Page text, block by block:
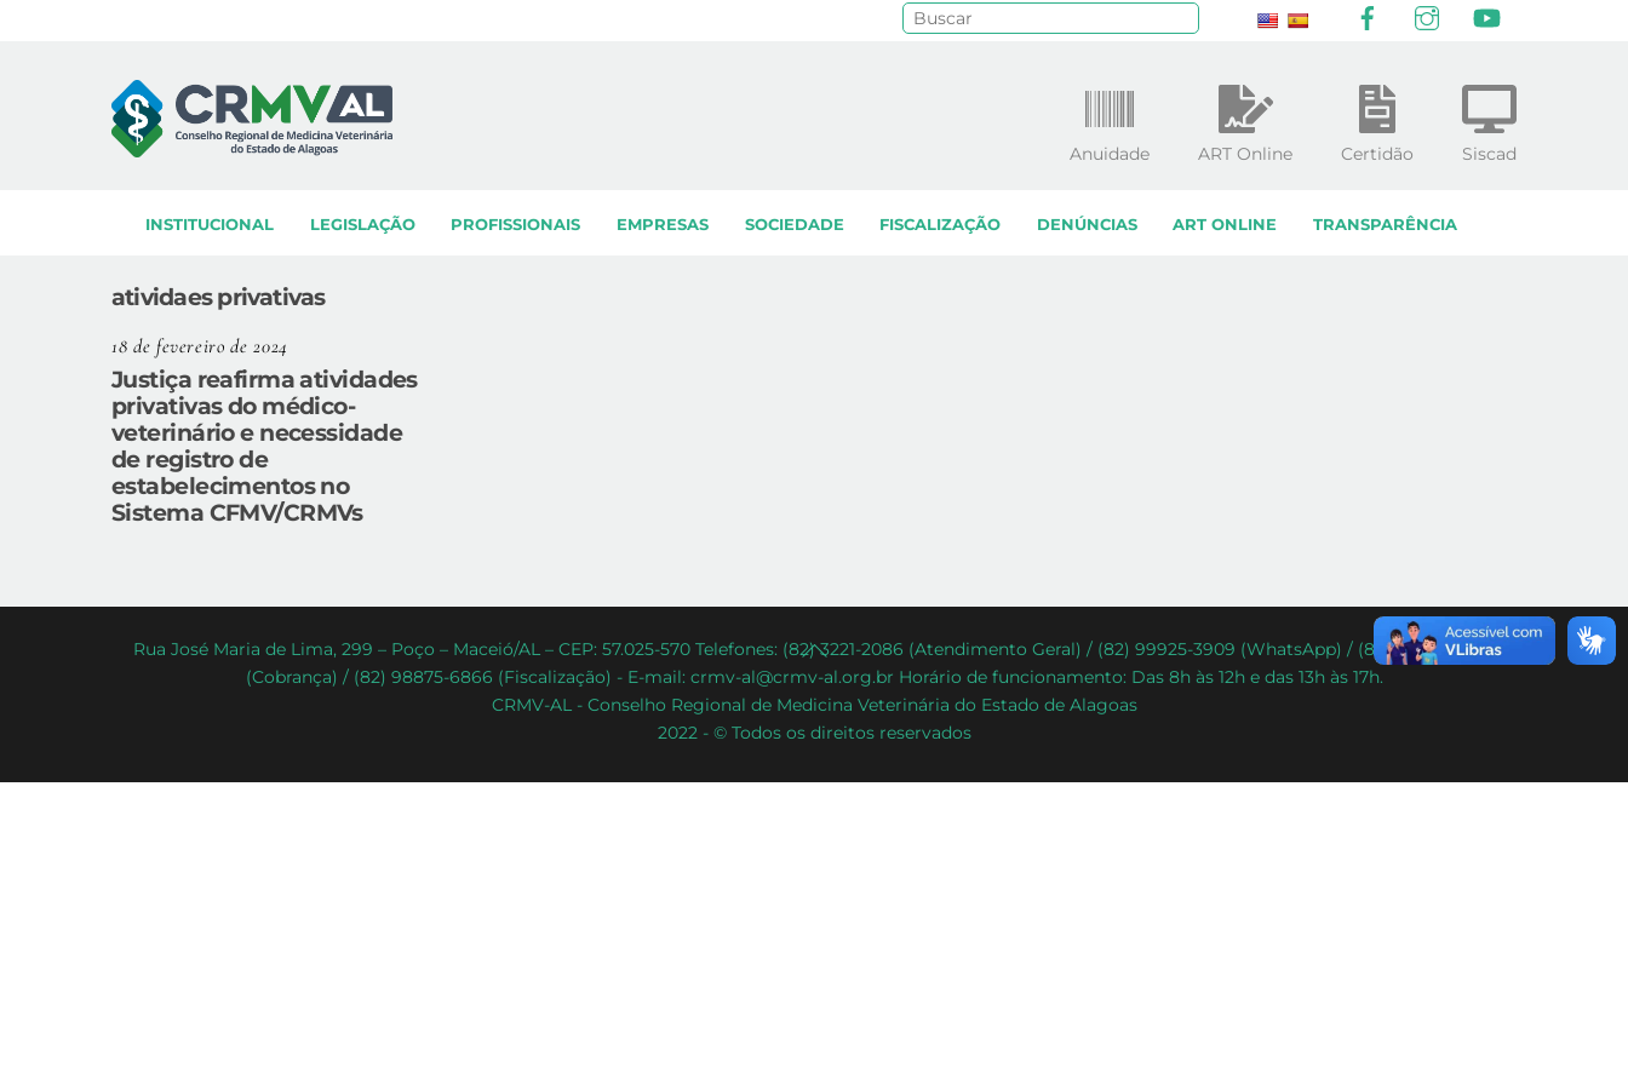
INSTITUCIONAL LEGISLAÇÃO PROFISSIONAIS EMPRESAS SOCIEDADE FISCALIZAÇÃO DENÚNCIAS ART ONLINE TRANSPARÊNCIA
Anuidade ART Online Certidão Siscad
atividaes privativas
18 de fevereiro de 2024
Justiça reafirma atividades
privativas do médico-
veterinário e necessidade
de registro de
estabelecimentos no
Sistema CFMV/CRMVs
Back
To
Top
Rua José Maria de Lima, 299 – Poço – Maceió/AL – CEP: 57.025-570 Telefones: (82) 3221-2086 (Atendimento Geral) / (82) 99925-3909 (WhatsApp) / (82) 99338-9292
(Cobrança) / (82) 98875-6866 (Fiscalização) - E-mail: crmv-al@crmv-al.org.br Horário de funcionamento: Das 8h às 12h e das 13h às 17h.
CRMV-AL - Conselho Regional de Medicina Veterinária do Estado de Alagoas
2022 - © Todos os direitos reservados